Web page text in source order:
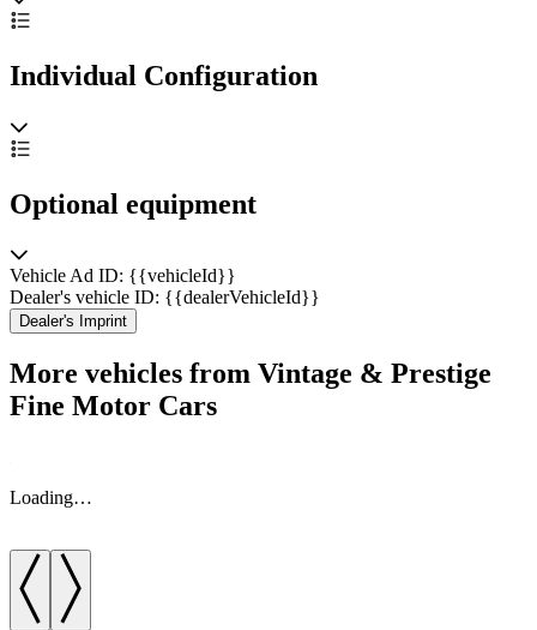
Individual Configuration
Optional equipment
Vehicle Ad ID: {{vehicleId}}
Dealer's vehicle ID: {{dealerVehicleId}}
Dealer's Imprint
More vehicles from Vintage & Prestige
Fine Motor Cars
Loading…